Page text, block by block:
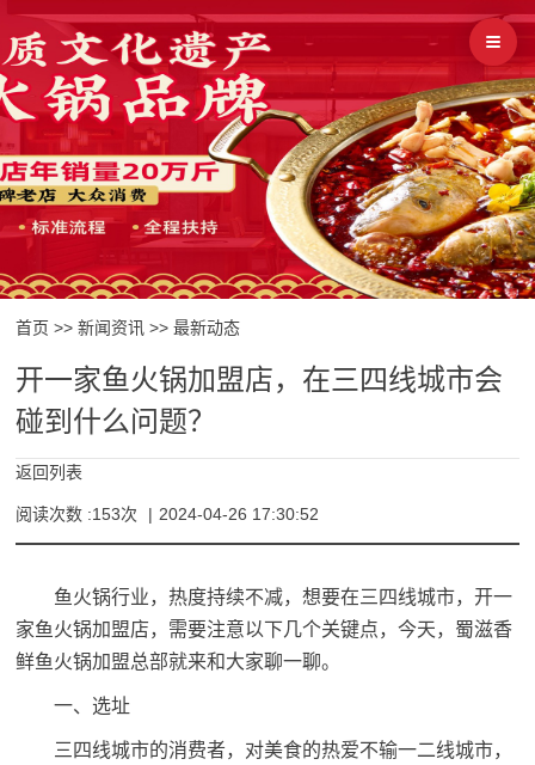
首页 >>新闻资讯 >>最新动态
开一家鱼火锅加盟店，在三四线城市会
碰到什么问题？
返回列表
阅读次数 :153次 | 2024-04-26 17:30:52
鱼火锅行业，热度持续不减，想要在三四线城市，开一
家鱼火锅加盟店，需要注意以下几个关键点，今天， 蜀滋香
鲜鱼火锅加盟总部就来和大家聊一聊。
一、选址
三四线城市的消费者，对美食的热爱不输一二线城市，